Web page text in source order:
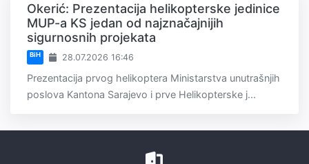
Okerić: Prezentacija helikopterske jedinice
MUP-a KS jedan od najznačajnijih
sigurnosnih projekata
BiH 28.07.2026 16:46
Prezentacija prvog helikoptera Ministarstva unutrašnjih
poslova Kantona Sarajevo i prve Helikopterske j...